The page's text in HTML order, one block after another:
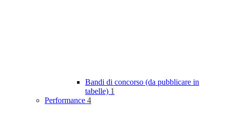
Bandi di concorso (da pubblicare in
tabelle) 1
Performance 4